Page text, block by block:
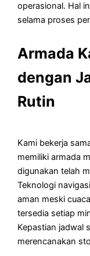
operasional. Hal
selama proses
Armada
dengan
Rutin
Kami bekerja
memiliki armada
digunakan telah
Teknologi
aman meski
tersedia setiap
Kepastian jadwal
merencanakan